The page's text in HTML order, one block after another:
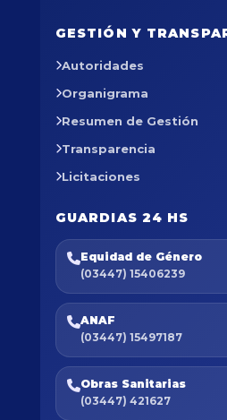
GESTIÓN Y
Autoridades
Organigrama
Resumen de Gestión
Transparencia
Licitaciones
GUARDIAS 24 HS
Equidad de Género
(03447) 15406239
ANAF
(03447) 15497187
Obras Sanitarias
(03447) 421627